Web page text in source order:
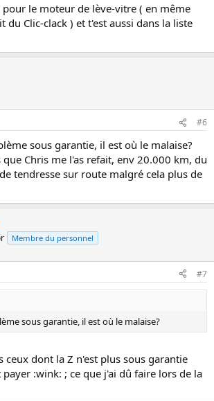
pour le moteur de lève-vitre ( en même
du Clic-clack ) et t'est aussi dans la liste
#6
sous garantie, il est où le malaise?
Chris me l'as refait, env 20.000 km, du
tendresse sur route malgré cela plus de
Membre du personnel
#7
sous garantie, il est où le malaise?
ceux dont la Z n'est plus sous garantie
:wink: ; ce que j'ai dû faire lors de la